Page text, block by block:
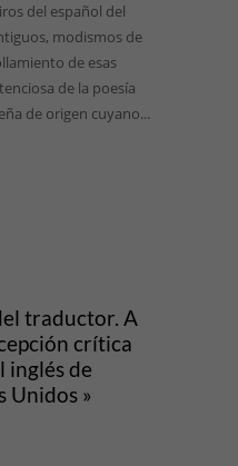
del español del
modismos de
de esas
de la poesía
de origen cuyano...
traductor. A
crítica
inglés de
Unidos »